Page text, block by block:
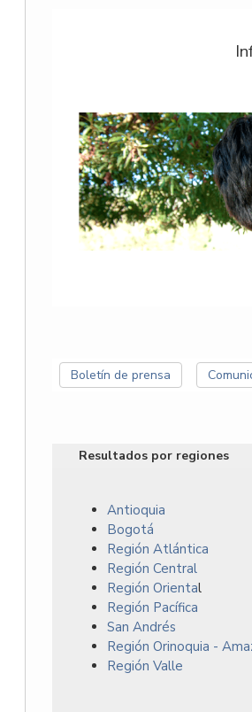
Boletín de prensa
Resultados por regiones
Antioquia
Bogotá
Región Atlántica
Región Central
Región Oriental
Región Pacífica
San Andrés
Región Orinoquia -
Región Valle